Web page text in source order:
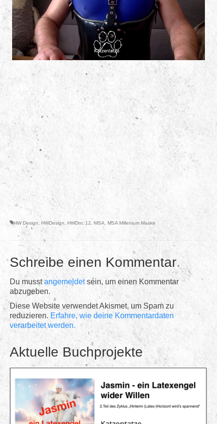
HW Design HWDesign HWDnc 12 ,MSA MSA Millenium Maske
Schreibe einen Kommentar
Du musstangemeldetsein, um einen Kommentar
abzugeben.
Diese Website verwendet Akismet, um Spam zu
reduzieren. Erfahre, wie deine Kommentardaten
verarbeitet werden.
Aktuelle Buchprojekte